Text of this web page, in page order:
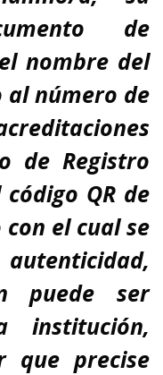
de
nombre del
al número de
de Registro
QR de
el cual se
puede ser
institución,
que precise